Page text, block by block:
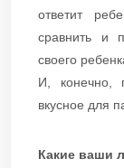
ответит
сравнить и
своего
​​​​​​​И, конечно,
вкусное для
Какие ваши